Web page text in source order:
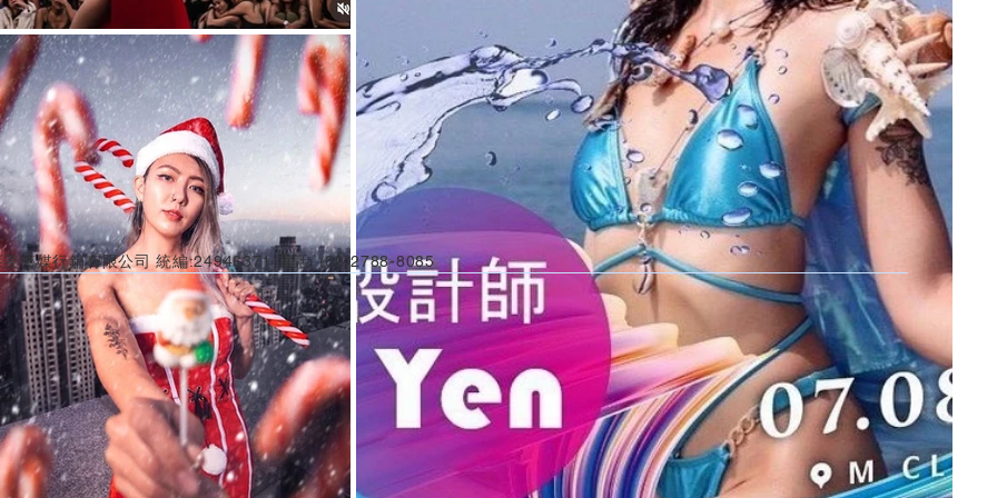
美傳媒行銷有限公司 統編:24946371 電話: (02)2788-8085